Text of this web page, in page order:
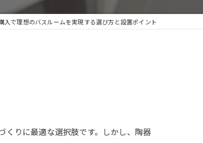
入で理想のバスルームを実現する選び方と設置ポイント
りに最適な選択肢です。しかし、陶器